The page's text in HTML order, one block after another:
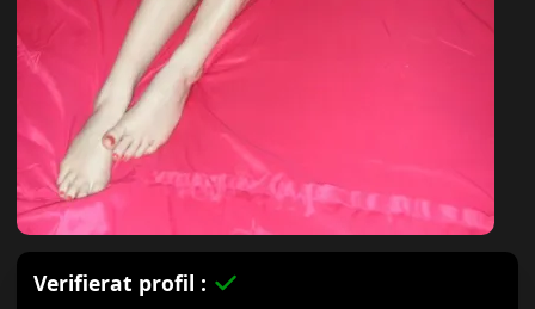
Verifierat profil :